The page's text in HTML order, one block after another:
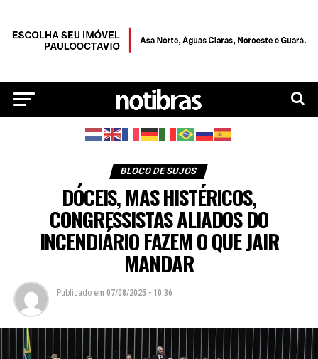
BLOCO DE SUJOS
DÓCEIS, MAS HISTÉRICOS,
CONGRESSISTAS ALIADOS DO
INCENDIÁRIO FAZEM O QUE JAIR
MANDAR
Publicado em 07/08/2025 - 10:36